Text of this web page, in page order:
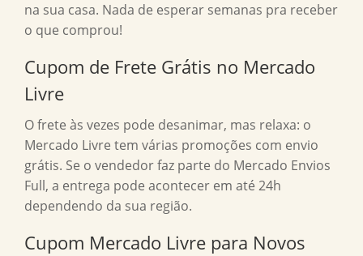
na sua casa. Nada de esperar semanas pra receber
o que comprou!
Cupom de Frete Grátis no Mercado
Livre
O frete às vezes pode desanimar, mas relaxa: o
Mercado Livre tem várias promoções com envio
grátis. Se o vendedor faz parte do Mercado Envios
Full, a entrega pode acontecer em até 24h
dependendo da sua região.
Cupom Mercado Livre para Novos